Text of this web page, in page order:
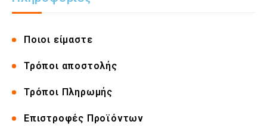
Ποιοι είμαστε
Τρόποι αποστολής
Τρόποι Πληρωμής
Επιστροφές Προϊόντων